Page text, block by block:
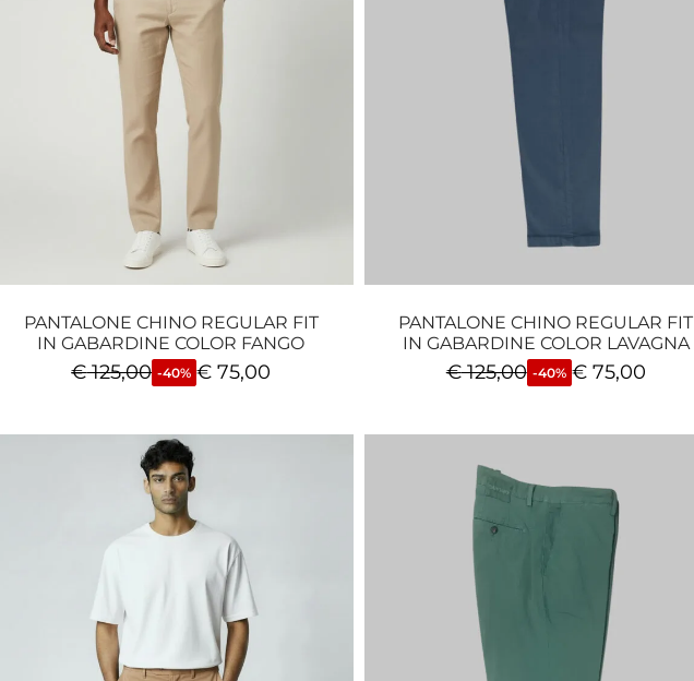
PANTALONE CHINO REGULAR FIT
IN GABARDINE COLOR FANGO
€125,00 -40% € 75,00
PANTALONE CHINO REGULAR FIT
IN GABARDINE COLOR LAVAGNA
€125,00 -40% €75,00